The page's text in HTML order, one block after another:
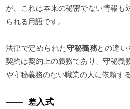
が、これは本来の秘密でない情報も
られる用語です。
法律で定められた守秘義務との違
契約は契約上の義務であり、守秘義
や守秘義務のない職業の人に依頼す
差入式